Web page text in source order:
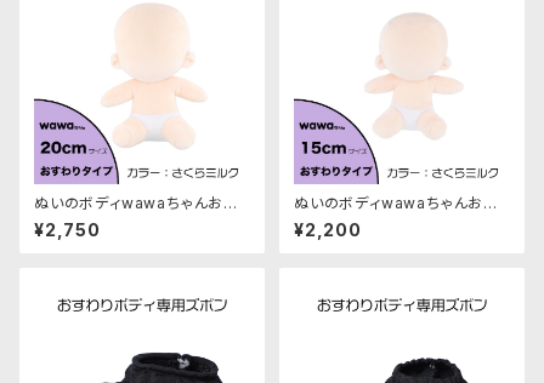
ぬいのボディwawaちゃんおす
わりタイプ20cm（縫製済みぬい
ぐるみ素体）｜清原株式会社
¥2,750
ぬいのボディwawaちゃんおす
わりタイプ15cm（縫製済みぬい
ぐるみ素体）｜清原株式会社
¥2,200